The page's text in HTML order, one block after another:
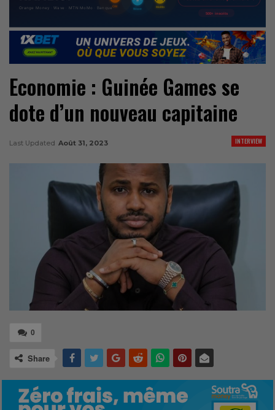
Economie : Guinée Games se
dote d’un nouveau capitaine
INTERVIEW
Last Updated Août 31, 2023
0
Share